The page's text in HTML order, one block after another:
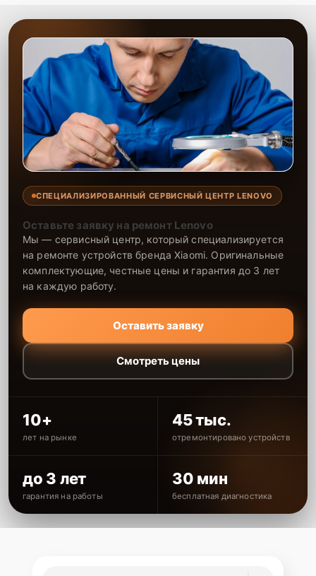
СПЕЦИАЛИЗИРОВАННЫЙ СЕРВИСНЫЙ ЦЕНТР LENOVO
Оставьте заявку на ремонт Lenovo
Мы — сервисный центр, который специализируется
на ремонте устройств бренда Xiaomi. Оригинальные
комплектующие, честные цены и гарантия до 3 лет
на каждую работу.
Оставить заявку
Смотреть цены
10+
лет на рынке
45 тыс.
отремонтировано устройств
до 3 лет
гарантия на работы
30 мин
бесплатная диагностика